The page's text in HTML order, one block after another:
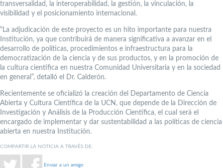
transversalidad, la interoperabilidad, la gestión, la vinculación, la
visibilidad y el posicionamiento internacional.
“La adjudicación de este proyecto es un hito importante para nuestra
Institución, ya que contribuirá de manera significativa a avanzar en el
desarrollo de políticas, procedimientos e infraestructura para la
democratización de la ciencia y de sus productos, y en la promoción de
la cultura científica en nuestra Comunidad Universitaria y en la sociedad
en general”, detalló el Dr. Calderón.
Recientemente se oficializó la creación del Departamento de Ciencia
Abierta y Cultura Científica de la UCN, que depende de la Dirección de
Investigación y Análisis de la Producción Científica, el cual será el
encargado de implementar y dar sustentabilidad a las políticas de ciencia
abierta en nuestra Institución.
COMPARTIR LA NOTICIA A TRAVÉS DE:
Enviar a un amigo